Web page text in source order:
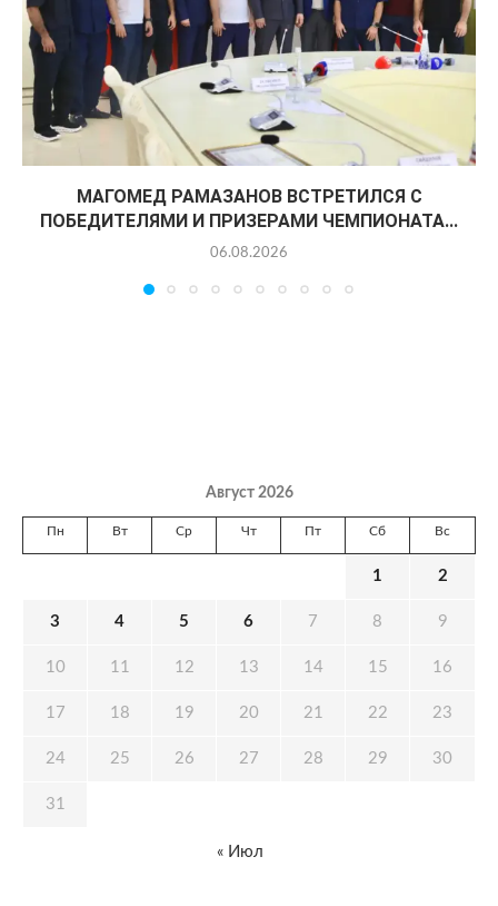
МАГОМЕД РАМАЗАНОВ ВСТРЕТИЛСЯ С
ПОБЕДИТЕЛЯМИ И ПРИЗЕРАМИ ЧЕМПИОНАТА...
06.08.2026
Август 2026
Пн Вт Ср Чт Пт Сб Вс
1 2
3 4 5 6 7 8 9
10 11 12 13 14 15 16
17 18 19 20 21 22 23
24 25 26 27 28 29 30
31
« Июл